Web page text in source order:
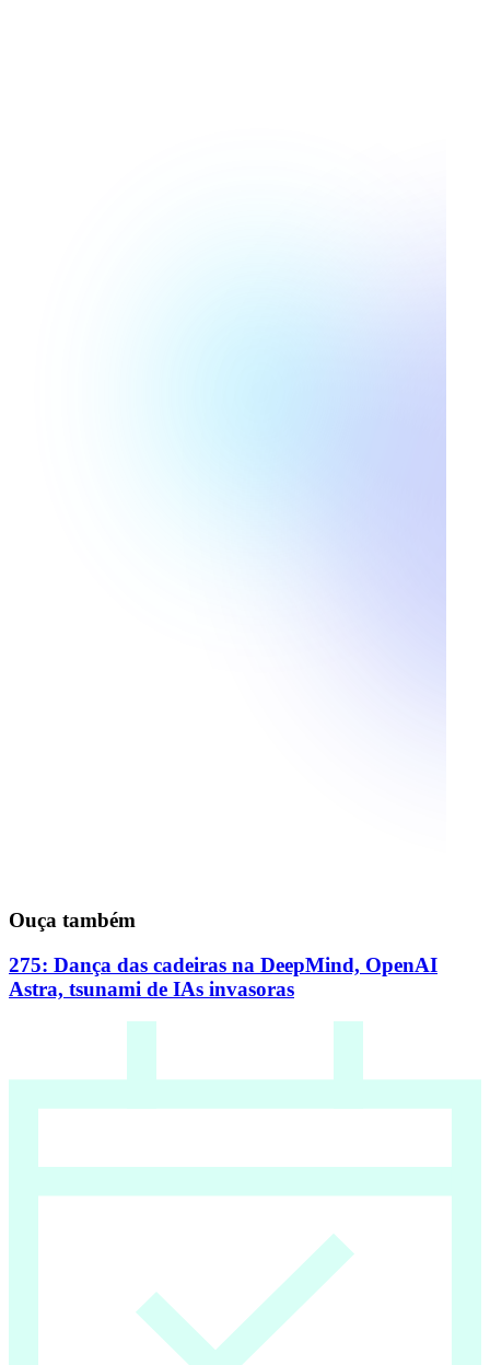
Ouça também
275: Dança das cadeiras na DeepMind, OpenAI
Astra, tsunami de IAs invasoras